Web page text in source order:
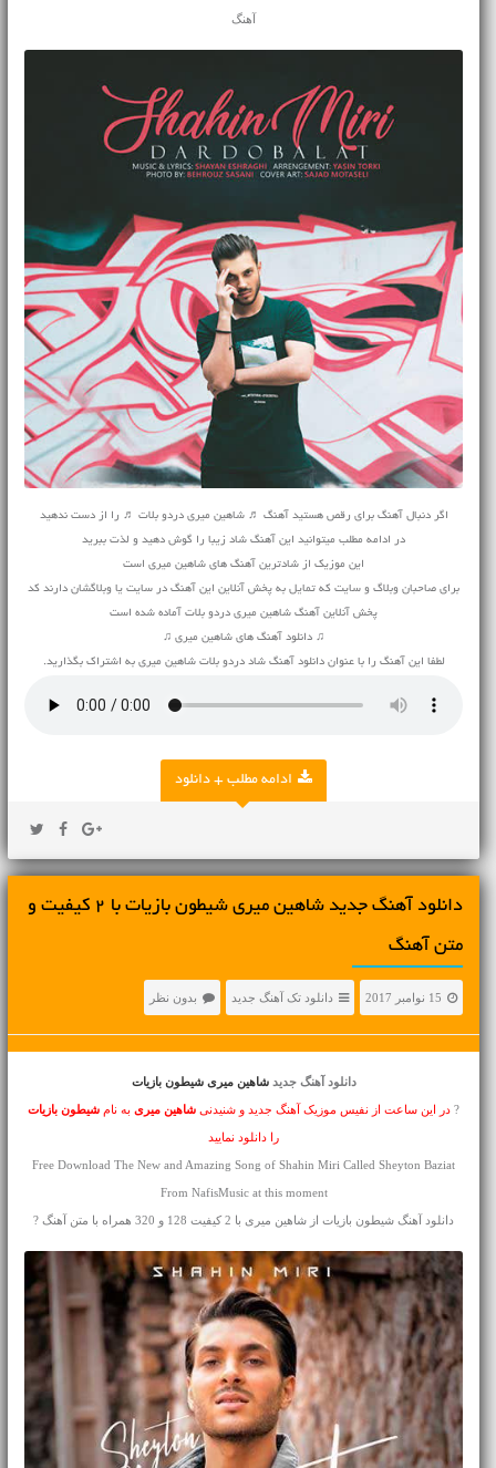
آهنگ
اگر دنبال آهنگ برای رقص هستید آهنگ ♬ شاهین میری دردو بلات ♬ را از دست ندهید
در ادامه مطلب میتوانید این آهنگ شاد زیبا را گوش دهید و لذت ببرید
این موزیک از شادترین آهنگ های شاهین میری است
برای صاحبان وبلاگ و سایت که تمایل به پخش آنلاین این آهنگ در سایت یا وبلاگشان دارند کد
پخش آنلاین آهنگ شاهین میری دردو بلات آماده شده است
♫ دانلود آهنگ های شاهین میری ♫
لطفا این آهنگ را با عنوان دانلود آهنگ شاد دردو بلات شاهین میری به اشتراک بگذارید.
ادامه مطلب + دانلود
دانلود آهنگ جديد شاهین میری شیطون بازیات با 2 کیفیت و
متن آهنگ
15 نوامبر 2017 دانلود تک آهنگ جدید بدون نظر
دانلود آهنگ جدید شاهین میری شیطون بازیات
? در این ساعت از نفیس موزیک آهنگ جدید و شنیدنی شاهین میریبه نام شیطون بازیات
را دانلود نمایید
Free Download The New and Amazing Song of Shahin Miri Called Sheyton Baziat
From NafisMusic at this moment
دانلود آهنگ شیطون بازیات از شاهین میری با 2 کیفیت 128 و 320 همراه با متن آهنگ ?